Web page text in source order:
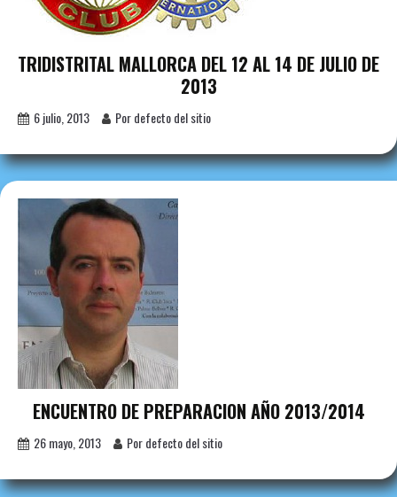
TRIDISTRITAL MALLORCA DEL 12 AL 14 DE JULIO DE
2013
6 julio, 2013 Por defecto del sitio
ENCUENTRO DE PREPARACION AÑO 2013/2014
26 mayo, 2013 Por defecto del sitio